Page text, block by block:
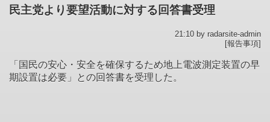
民主党より要望活動に対する回答書受理
21:10 by radarsite-admin
[報告事項]
「国民の安心・安全を確保するため地上電波測定装置の早
期設置は必要」との回答書を受理した。